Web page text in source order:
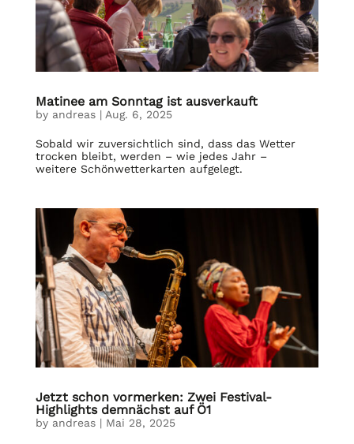
Matinee am Sonntag ist ausverkauft
by andreas| Aug. 6, 2025
Sobald wir zuversichtlich sind, dass das Wetter
trocken bleibt, werden – wie jedes Jahr –
weitere Schönwetterkarten aufgelegt.
Jetzt schon vormerken: Zwei Festival-
Highlights demnächst auf Ö1
by andreas| Mai 28, 2025